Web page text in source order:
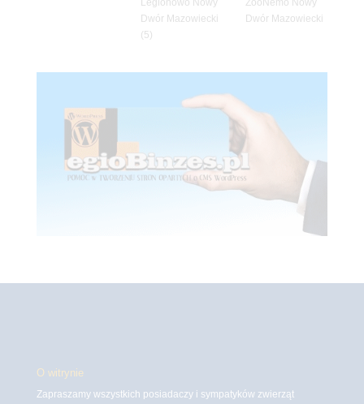
O witrynie
Zapraszamy wszystkich posiadaczy i sympatyków zwierząt